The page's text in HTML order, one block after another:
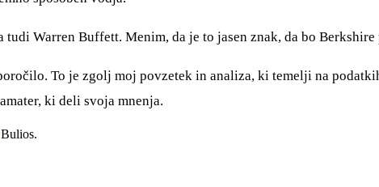
Warren Buffett. Menim, da je to jasen znak, da bo
To je zgolj moj povzetek in analiza, ki temelji na
ki deli svoja mnenja.
Bulios.